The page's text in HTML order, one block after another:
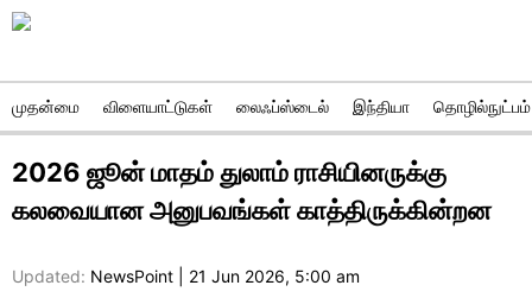
முதன்மை விளையாட்டுகள் லைஃப்ஸ்டைல் இந்தியா தொழில்நுட்பம்
2026 ஜூன் மாதம் துலாம் ராசியினருக்கு
கலவையான அனுபவங்கள் காத்திருக்கின்றன
Updated: NewsPoint 21 Jun 2026, 5:00 am